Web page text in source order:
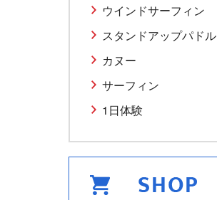
ウインドサーフィン
スタンドアップパドル
カヌー
サーフィン
1日体験